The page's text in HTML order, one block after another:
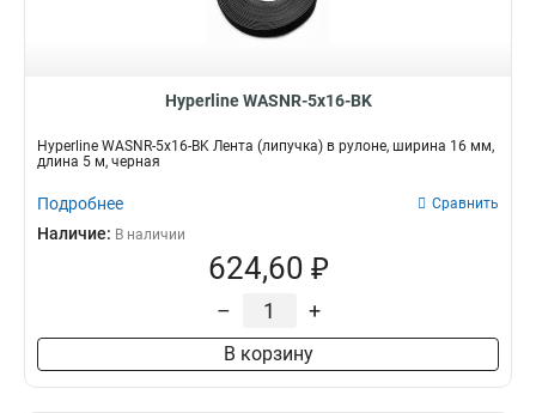
Hyperline WASNR-5x16-BK
Hyperline WASNR-5x16-BK Лента (липучка) в рулоне, ширина 16 мм,
длина 5 м, черная
Подробнее Сравнить
Наличие: В наличии
624,60 ₽
– +
В корзину